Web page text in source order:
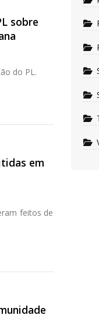
sobre
do PL.
em
feitos de